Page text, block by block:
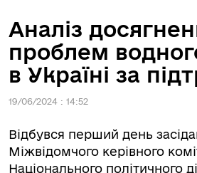
Аналіз
проблем
в Україні за
19/06/2024 : 14:52
Відбувся перший день
Міжвідомчого керівного
Національного політичного